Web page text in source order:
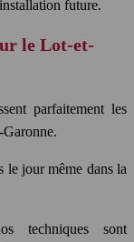
future.
le Lot-et-
parfaitement les
Garonne.
le jour même dans la
techniques sont